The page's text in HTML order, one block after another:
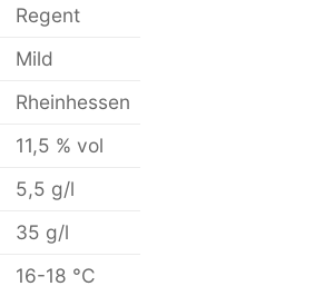
Regent
Mild
Rheinhessen
11,5 % vol
5,5 g/l
35 g/l
16-18 °C